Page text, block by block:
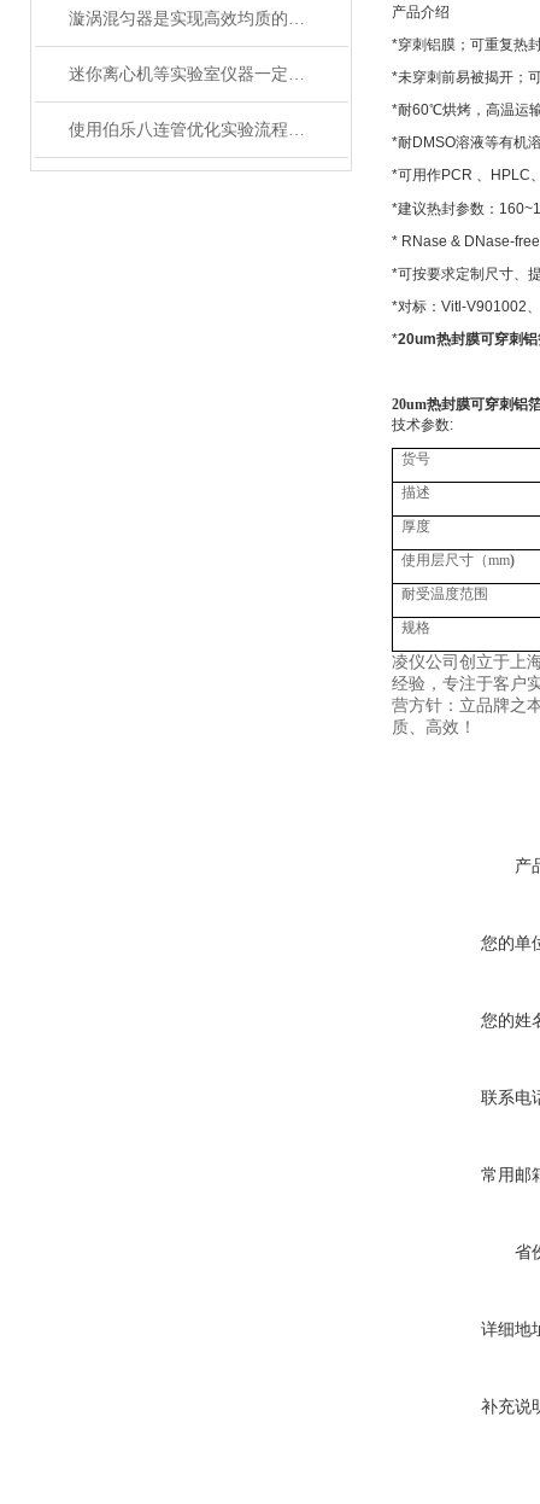
漩涡混匀器是实现高效均质的强力工具
迷你离心机等实验室仪器一定要注意维护保养
使用伯乐八连管优化实验流程的策略与建议
产品介绍
*穿刺铝膜；可重复热
*未穿刺前易被揭开；
*耐60℃烘烤，高温运
*耐DMSO溶液等有机
*可用作PCR 、 HPLC
*建议热封参数：
* RNase & DNase-free
*可按要求定制尺寸、
*对标： Vitl-V901002、
*20um热封膜可穿刺
20um热封膜可穿刺铝
技术参数:
货号
描述
厚度
使用层尺寸（mm)
耐受温度范围
规格
凌仪公司创立于上
经验，专注于客户
营方针：立品牌之
质、高效！
产
您的单
您的姓
联系电
常用邮
省
详细地
补充说